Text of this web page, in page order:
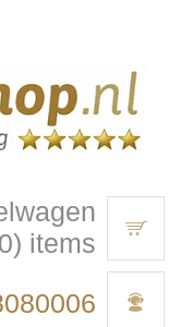
items